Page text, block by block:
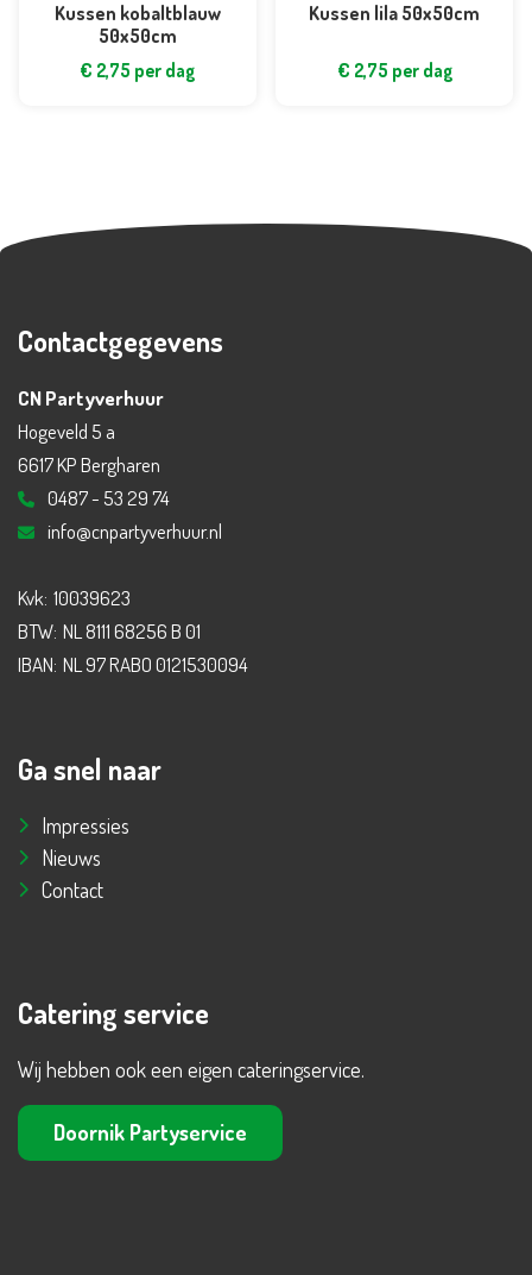
Kussen kobaltblauw
50x50cm
€ 2,75 per dag
Kussen lila 50x50cm
€ 2,75 per dag
Contactgegevens
CN Partyverhuur
Hogeveld 5 a
6617 KP Bergharen
0487 - 53 29 74
info@cnpartyverhuur.nl
Kvk: 10039623
BTW: NL 8111 68256 B 01
IBAN: NL 97 RABO 0121530094
Ga snel naar
Impressies
Nieuws
Contact
Catering service
Wij hebben ook een eigen cateringservice.
Doornik Partyservice